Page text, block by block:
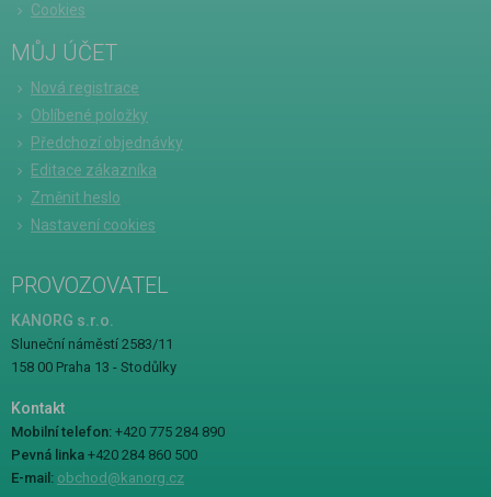
Cookies
MŮJ ÚČET
Nová registrace
Oblíbené položky
Předchozí objednávky
Editace zákazníka
Změnit heslo
Nastavení cookies
PROVOZOVATEL
KANORG s.r.o.
Sluneční náměstí 2583/11
158 00 Praha 13 - Stodůlky
Kontakt
Mobilní telefon: +420 775 284 890
Pevná linka +420 284 860 500
E-mail: obchod@kanorg.cz